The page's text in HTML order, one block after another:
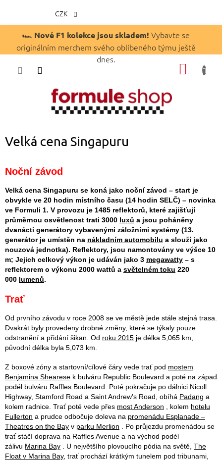
obsah
🏎️ Nové F1 kolekce jsou skladem! Vybavte se
originálním merchem svého oblíbeného týmu ještě
dnes.
CZK
Velká cena Singapuru
Noční závod
Velká cena Singapuru se koná jako noční závod – start je
obvykle ve 20 hodin místního času (14 hodin SELČ) – novinka
ve Formuli 1. V provozu je 1485 reflektorů, které zajišťují
průměrnou osvětlenost trati 3000 luxů a jsou poháněny
dvanácti generátory vybavenými záložními systémy (13.
generátor je umístěn na nákladním automobilu a slouží jako
nouzová jednotka). Reflektory, jsou namontovány ve výšce 10
m; Jejich celkový výkon je udáván jako 3 megawatty – s
reflektorem o výkonu 2000 wattů a světelném toku 220
000 lumenů.
Trať
Od prvního závodu v roce 2008 se ve městě jede stále stejná trasa.
Dvakrát byly provedeny drobné změny, které se týkaly pouze
odstranění a přidání šikan. Od roku 2015 je délka 5,065 km,
původní délka byla 5,073 km.
Z boxové zóny a startovní/cílové čáry vede trať pod mostem
Benjamina Shearese k bulváru Republic Boulevard a poté na západ
podél bulváru Raffles Boulevard. Poté pokračuje po dálnici Nicoll
Highway, Stamford Road a Saint Andrew's Road, obíhá Padang a
kolem radnice. Trať poté vede přes most Anderson , kolem hotelu
Fullerton a prudce odbočuje doleva na promenádu ​​Esplanade –
Theatres on the Bay v parku Merlion . Po průjezdu promenádou se
trať stáčí doprava na Raffles Avenue a na východ podél
zálivu Marina Bay . U největšího plovoucího pódia na světě, The
Float v Marina Bay, trať prochází krátkým tunelem pod tribunami,